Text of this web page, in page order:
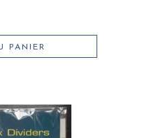
PANIER